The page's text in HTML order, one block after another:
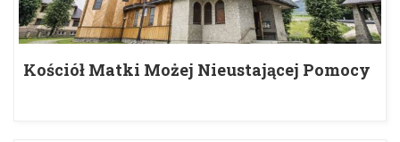
Kościół Matki Możej Nieustającej Pomocy